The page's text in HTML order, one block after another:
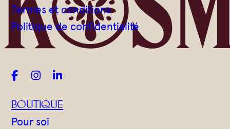
Termes et conditions
Politique de confidentialité
  
BOUTIQUE
Pour soi